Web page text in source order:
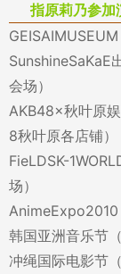
指原莉乃参加
SunshineSaKaE
会场）
AKB48×秋叶原
8秋叶原各店铺）
FieLDSK-
场）
AnimeExpo2010
韩国亚洲音乐节
冲绳国际电影节